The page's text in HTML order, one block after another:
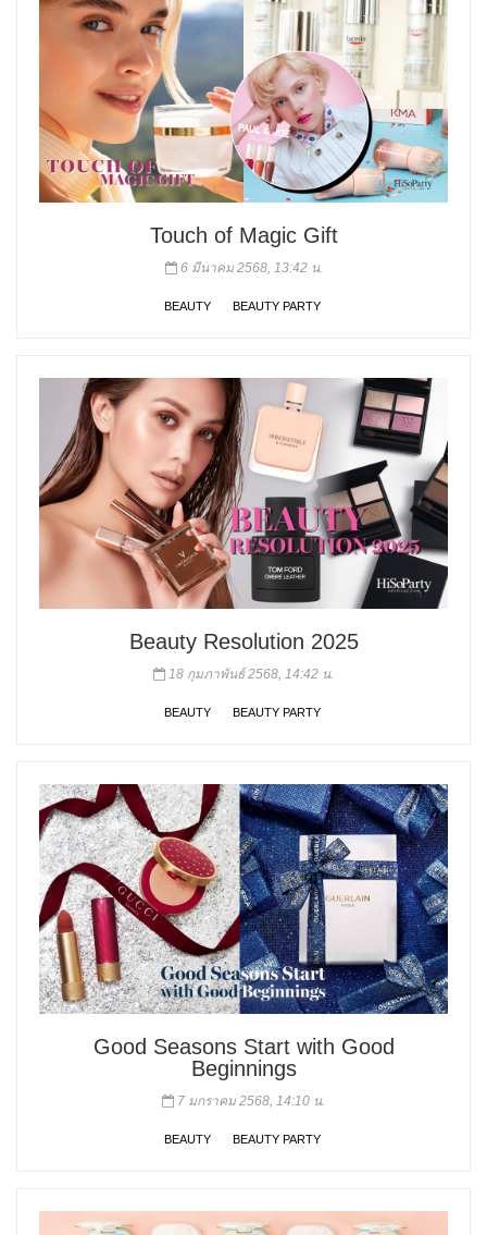
Touch of Magic Gift
6 มีนาคม 2568, 13:42 น.
BEAUTY BEAUTY PARTY
Beauty Resolution 2025
18 กุมภาพันธ์ 2568, 14:42 น.
BEAUTY BEAUTY PARTY
Good Seasons Start with Good
Beginnings
7 มกราคม 2568, 14:10 น.
BEAUTY BEAUTY PARTY